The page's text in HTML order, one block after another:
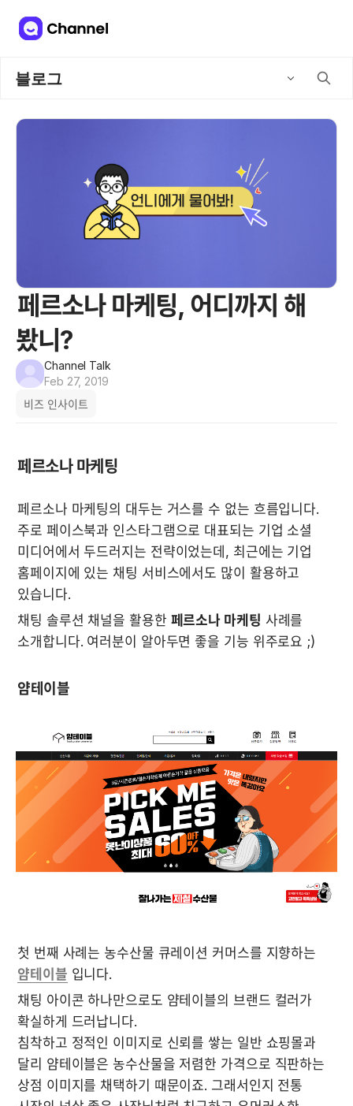
블로그
페르소나 마케팅, 어디까지 해
봤니?
Channel Talk
Feb 27, 2019
비즈 인사이트
페르소나 마케팅
페르소나 마케팅의 대두는 거스를 수 없는 흐름입니다.
주로 페이스북과 인스타그램으로 대표되는 기업 소셜
미디어에서 두드러지는 전략이었는데, 최근에는 기업
홈페이지에 있는 채팅 서비스에서도 많이 활용하고
있습니다.
채팅 솔루션 채널을 활용한 페르소나 마케팅 사례를
소개합니다. 여러분이 알아두면 좋을 기능 위주로요 ;)
얌테이블
얌테이블 입니다.
채팅 아이콘 하나만으로도 얌테이블의 브랜드 컬러가
확실하게 드러납니다.
침착하고 정적인 이미지로 신뢰를 쌓는 일반 쇼핑몰과
달리 얌테이블은 농수산물을 저렴한 가격으로 직판하는
상점 이미지를 채택하기 때문이죠. 그래서인지 전통